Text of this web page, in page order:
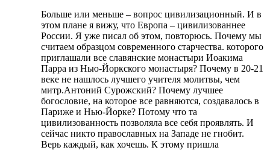
Больше или меньше – вопрос цивилизационный. И в
этом плане я вижу, что Европа – цивилизованнее
России. Я уже писал об этом, повторюсь. Почему мы
считаем образцом современного старчества. которого
приглашали все славянские монастыри Иоакима
Парра из Нью-Йоркского монастыря? Почему в 20-21
веке не нашлось лучшего учителя молитвы, чем
митр.Антоний Сурожский? Почему лучшее
богословие, на которое все равняются, создавалось в
Париже и Нью-Йорке? Потому что та
цивилизованность позволяла все себя проявлять. И
сейчас никто православных на Западе не гнобит.
Верь каждый, как хочешь. К этому пришла